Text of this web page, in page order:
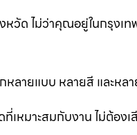
วัด ไม่ว่าคุณอยู่ในกรุงเ
ลายแบบ หลายสี และห
เหมาะสมกับงาน ไม่ต้องเ